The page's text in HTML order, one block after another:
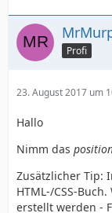
Profi
23. August 2017 um
Hallo
Nimm das
Zusätzlicher Tip:
HTML-/CSS-
erstellt werden -